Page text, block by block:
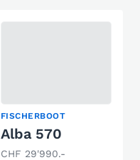
FISCHERBOOT
Alba 570
CHF 29'990.-